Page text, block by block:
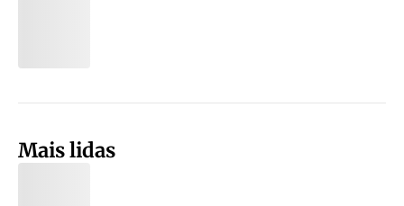
Mais lidas